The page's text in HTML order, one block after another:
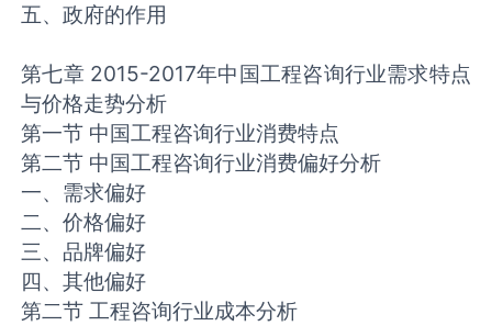
五、政府的作用
第七章 2015-2017年中国工程咨询行业需求特点
与价格走势分析
第一节 中国工程咨询行业消费特点
第二节 中国工程咨询行业消费偏好分析
一、需求偏好
二、价格偏好
三、品牌偏好
四、其他偏好
第二节 工程咨询行业成本分析